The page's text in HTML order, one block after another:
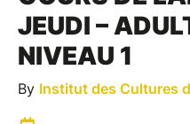
JEUDI –
NIVEAU 1
By Institut des Cultures